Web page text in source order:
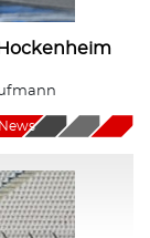
News